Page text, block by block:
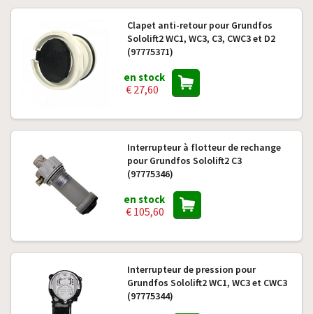
Clapet anti-retour pour Grundfos
Sololift2 WC1, WC3, C3, CWC3 et D2
(97775371)
en stock
€ 27,60
Interrupteur à flotteur de rechange
pour Grundfos Sololift2 C3
(97775346)
en stock
€ 105,60
Interrupteur de pression pour
Grundfos Sololift2 WC1, WC3 et CWC3
(97775344)